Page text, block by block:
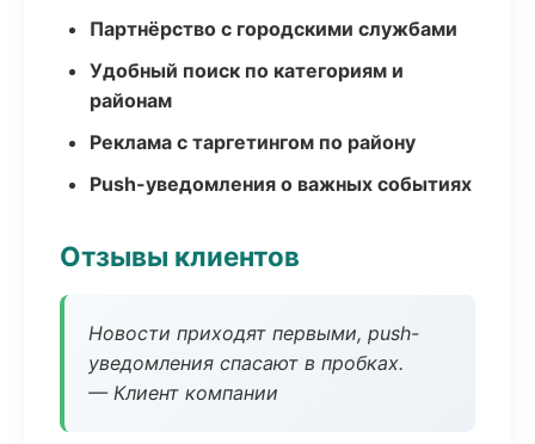
Партнёрство с городскими службами
Удобный поиск по категориям и
районам
Реклама с таргетингом по району
Push-уведомления о важных событиях
Отзывы клиентов
Новости приходят первыми, push-
уведомления спасают в пробках.
— Клиент компании